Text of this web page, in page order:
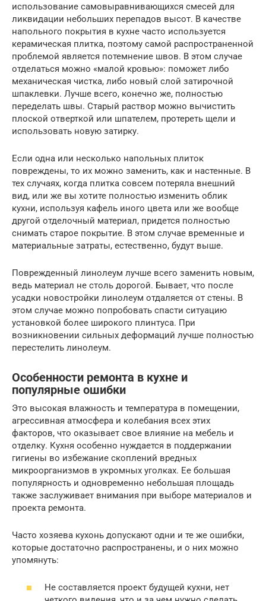
использование самовыравнивающихся смесей для
ликвидации небольших перепадов высот. В качестве
напольного покрытия в кухне часто используется
керамическая плитка, поэтому самой распространенной
проблемой является потемнение швов. В этом случае
отделаться можно «малой кровью»: поможет либо
механическая чистка, либо новый слой затирочной
шпаклевки. Лучше всего, конечно же, полностью
переделать швы. Старый раствор можно вычистить
плоской отверткой или шпателем, протереть щели и
использовать новую затирку.
Если одна или несколько напольных плиток
повреждены, то их можно заменить, как и настенные. В
тех случаях, когда плитка совсем потеряла внешний
вид, или же вы хотите полностью изменить облик
кухни, используя кафель иного цвета или же вообще
другой отделочный материал, придется полностью
снимать старое покрытие. В этом случае временные и
материальные затраты, естественно, будут выше.
Поврежденный линолеум лучше всего заменить новым,
ведь материал не столь дорогой. Бывает, что после
усадки новостройки линолеум отдаляется от стены. В
этом случае можно попробовать спасти ситуацию
установкой более широкого плинтуса. При
возникновении сильных деформаций лучше полностью
перестелить линолеум.
Особенности ремонта в кухне и
популярные ошибки
Это высокая влажность и температура в помещении,
агрессивная атмосфера и колебания всех этих
факторов, что оказывает свое влияние на мебель и
отделку. Кухня особенно нуждается в поддержании
гигиены во избежание скоплений вредных
микроорганизмов в укромных уголках. Ее большая
популярность и одновременно небольшая площадь
также заслуживает внимания при выборе материалов и
проекта ремонта.
Часто хозяева кухонь допускают одни и те же ошибки,
которые достаточно распространены, и о них можно
упомянуть:
Не составляется проект будущей кухни, нет